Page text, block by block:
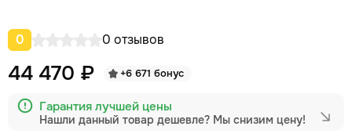
0 0 отзывов
44 470 ₽ +6 671 бонус
Гарантия лучшей цены
Нашли данный товар дешевле? Мы снизим цену!